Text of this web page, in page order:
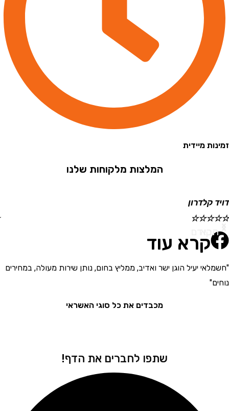
מיידית
המלצות מלקוחות שלנו
☆
☆
קרא עוד
יעיל הוגן ישר ואדיב, ממליץ בחום, נותן שירות מעולה, במחירים
מכבדים את כל סוגי האשראי
שתפו לחברים את הדף!